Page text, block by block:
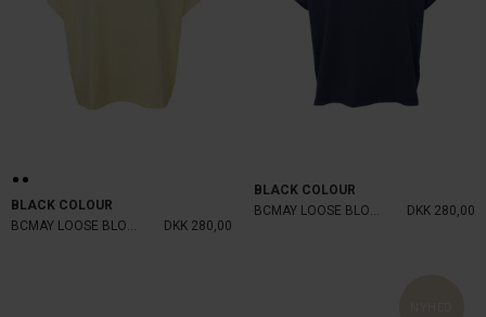
BLACK COLOUR
DKK 280,00
BLACK COLOUR
DKK 280,00